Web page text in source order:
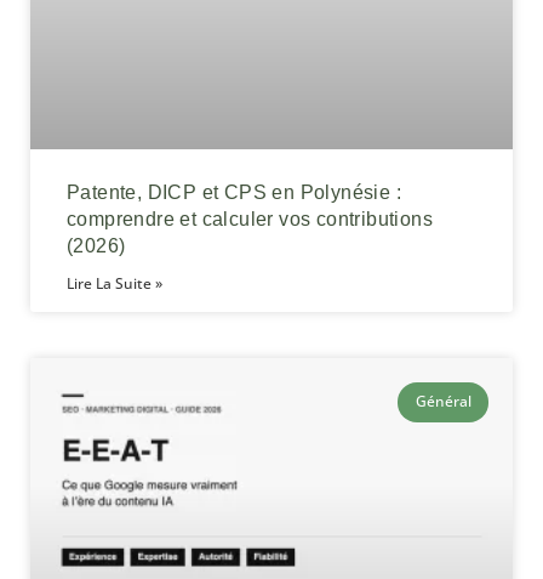
Patente, DICP et CPS en Polynésie :
comprendre et calculer vos contributions
(2026)
Lire La Suite »
Général